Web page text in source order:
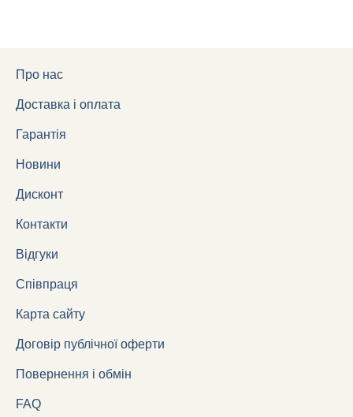
Про нас
Доставка і оплата
Гарантія
Новини
Дисконт
Контакти
Відгуки
Співпраця
Карта сайту
Договір публічної оферти
Повернення і обмін
FAQ